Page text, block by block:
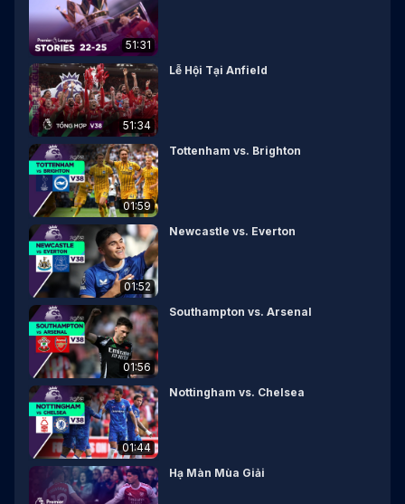
51:31
51:34
Lễ Hội Tại Anfield
01:59
Tottenham vs. Brighton
01:52
Newcastle vs. Everton
01:56
Southampton vs. Arsenal
01:44
Nottingham vs. Chelsea
Hạ Màn Mùa Giải